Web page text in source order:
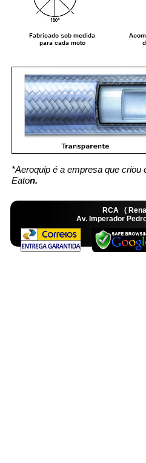
*Aeroquip é a empresa que
Eaton.
RCA (
Av. Imperador